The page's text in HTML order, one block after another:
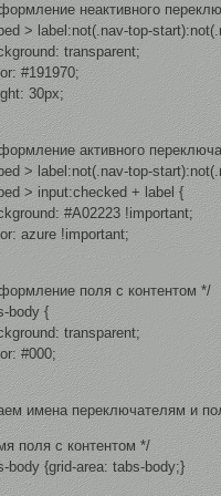
неактивного
> label:not(.nav-top-
transparent;
#191970;
30px;
активного
> label:not(.nav-top-
> input:checked + label {
#A02223 !important;
azure !important;
поля с контентом */
body {
transparent;
#000;
имена переключателям и
поля с контентом */
body {grid-area: tabs-body;}